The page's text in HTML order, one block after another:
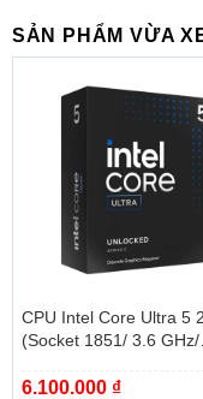
SẢN PHẨM VỪA
CPU Intel Core Ultra 5
(Socket 1851/ 3.6 GHz/
Threads/ Cache 24MB)
6.100.000 ₫